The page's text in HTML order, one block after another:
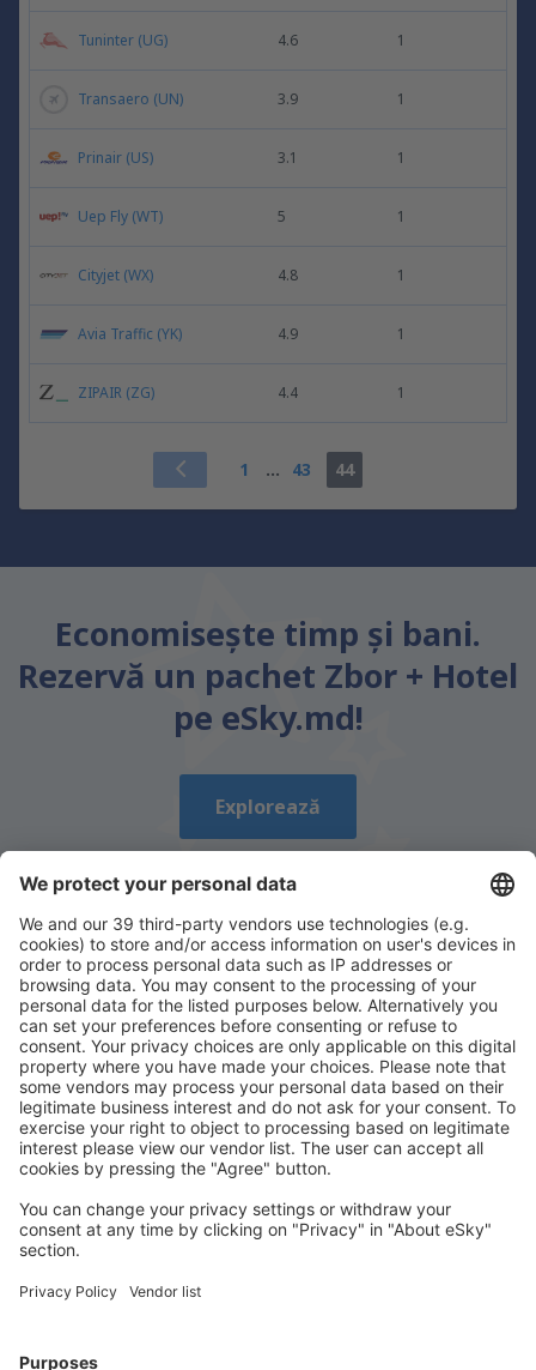
Tuninter (UG) 4.6 1
Transaero (UN) 3.9 1
Prinair (US) 3.1 1
Uep Fly (WT) 5 1
Cityjet (WX) 4.8 1
Avia Traffic (YK) 4.9 1
ZIPAIR (ZG) 4.4 1
1 ... 43 44
Economiseşte timp și bani.
Rezervă un pachet Zbor + Hotel
pe eSky.md!
Explorează
Descarcă aplicația noastrăși organizează-ţi
convenabil călătoriile
Planifică-ți călătoria